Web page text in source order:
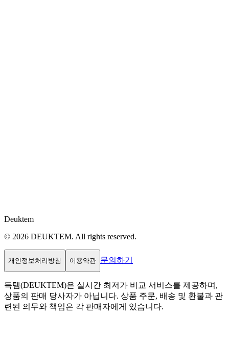
Deuktem
© 2026 DEUKTEM. All rights reserved.
개인정보처리방침 이용약관 문의하기
득템(DEUKTEM)은 실시간 최저가 비교 서비스를 제공하며,
상품의 판매 당사자가 아닙니다. 상품 주문, 배송 및 환불과 관
련된 의무와 책임은 각 판매자에게 있습니다.